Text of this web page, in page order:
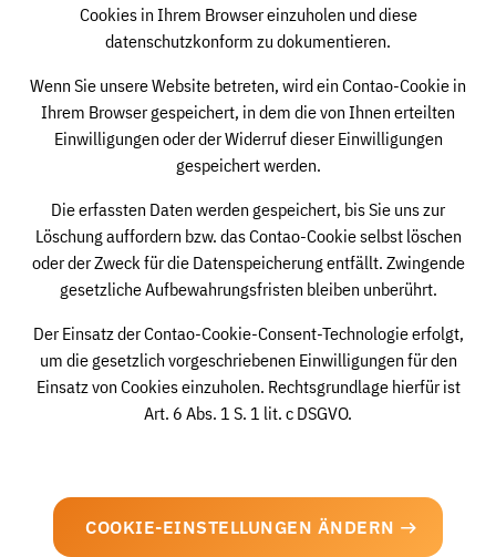
Cookies in Ihrem Browser einzuholen und diese
datenschutzkonform zu dokumentieren.
Wenn Sie unsere Website betreten, wird ein Contao-Cookie in
Ihrem Browser gespeichert, in dem die von Ihnen erteilten
Einwilligungen oder der Widerruf dieser Einwilligungen
gespeichert werden.
Die erfassten Daten werden gespeichert, bis Sie uns zur
Löschung auffordern bzw. das Contao-Cookie selbst löschen
oder der Zweck für die Datenspeicherung entfällt. Zwingende
gesetzliche Aufbewahrungsfristen bleiben unberührt.
Der Einsatz der Contao-Cookie-Consent-Technologie erfolgt,
um die gesetzlich vorgeschriebenen Einwilligungen für den
Einsatz von Cookies einzuholen. Rechtsgrundlage hierfür ist
Art. 6 Abs. 1 S. 1 lit. c DSGVO.
COOKIE-EINSTELLUNGEN ÄNDERN